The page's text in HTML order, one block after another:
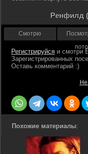
Ренфилд
Смотрю
Регистрируйся
Похожие материалы: